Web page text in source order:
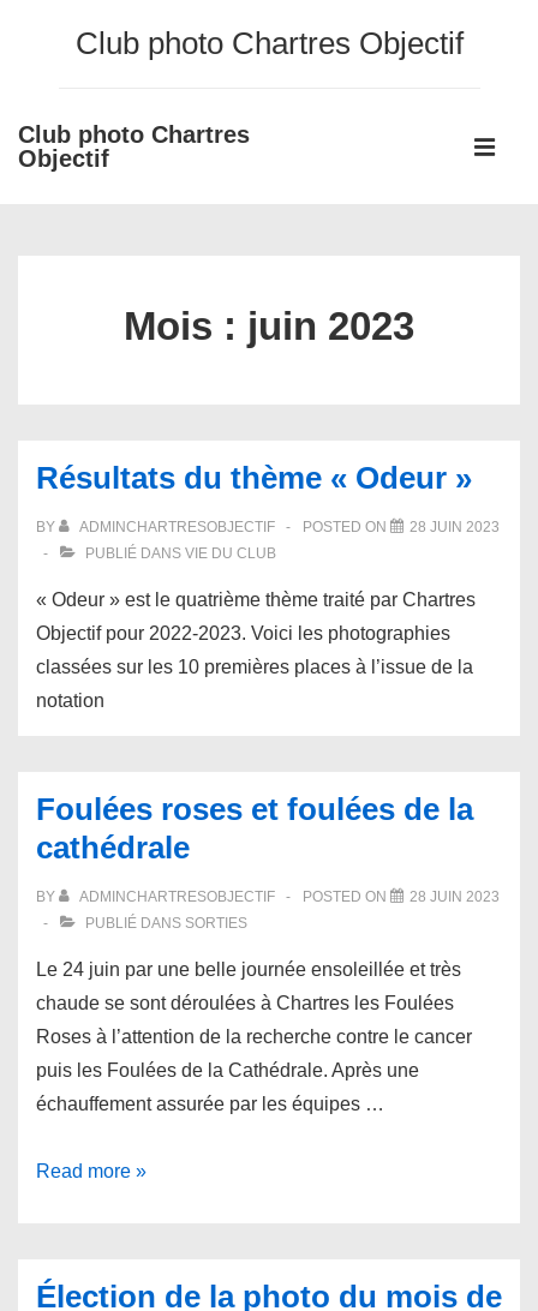
principal
Club photo Chartres Objectif
Club photo Chartres
Objectif
Main
Mois : juin 2023
Résultats du thème « Odeur »
BY ADMINCHARTRESOBJECTIF POSTED ON
28 JUIN 2023
PUBLIÉ DANS VIE DU CLUB
« Odeur » est le quatrième thème traité par Chartres
Objectif pour 2022-2023. Voici les photographies
classées sur les 10 premières places à l’issue de la
notation
Foulées roses et foulées de la
cathédrale
BY ADMINCHARTRESOBJECTIF POSTED ON
28 JUIN 2023
PUBLIÉ DANS SORTIES
Le 24 juin par une belle journée ensoleillée et très
chaude se sont déroulées à Chartres les Foulées
Roses à l’attention de la recherche contre le cancer
puis les Foulées de la Cathédrale. Après une
échauffement assurée par les équipes …
Foulées
de
Read more »
Élection de la photo du mois de